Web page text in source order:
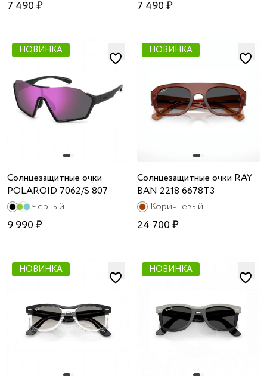
7 490 ₽ 7 490 ₽
НОВИНКА
Солнцезащитные очки
POLAROID 7062/S 807
Черный
9 990 ₽
НОВИНКА
Солнцезащитные очки RAY
BAN 2218 6678T3
Коричневый
24 700 ₽
НОВИНКА НОВИНКА